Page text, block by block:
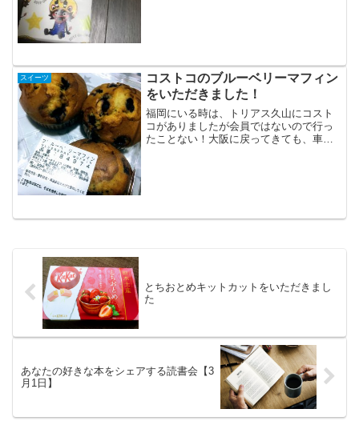
スイーツ
コストコのブルーベリーマフィン
をいただきました！
福岡にいる時は、トリアス久山にコスト
コがありましたが会員ではないので行っ
たことない！大阪に戻ってきても、車で
とちおとめキットカットをいただきまし
た
あなたの好きな本をシェアする読書会【3
月1日】